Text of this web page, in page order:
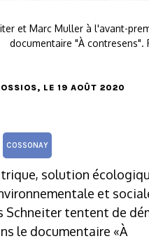
et Marc Muller à l'avant-
documentaire "À contresens".
, LE 19 AOÛT 2020
COSSONAY
solution
et
Schneiter tentent de
le documentaire «À